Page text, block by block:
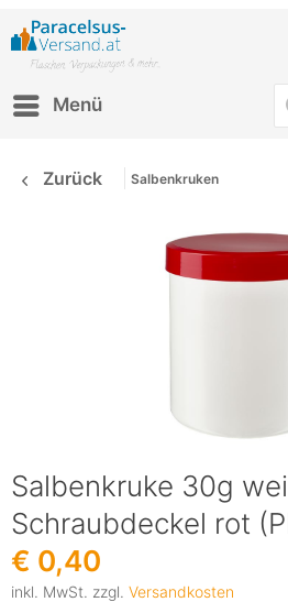
Menü
Zurück Salbenkruken
Salbenkruke 30g
Schraubdeckel rot
€ 0,40
inkl. MwSt. zzgl. Versandkosten